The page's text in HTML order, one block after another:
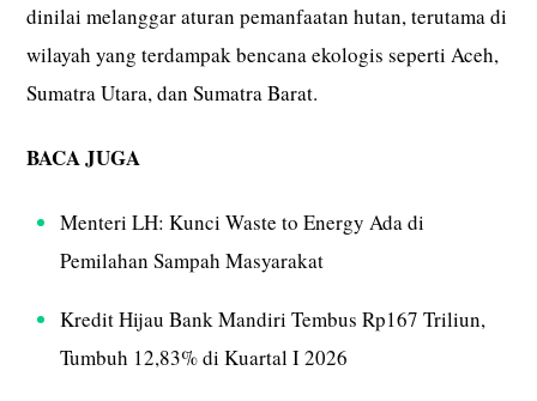
dinilai melanggar aturan pemanfaatan hutan, terutama di
wilayah yang terdampak bencana ekologis seperti Aceh,
Sumatra Utara, dan Sumatra Barat.
BACA JUGA
Menteri LH: Kunci Waste to Energy Ada di
Pemilahan Sampah Masyarakat
Kredit Hijau Bank Mandiri Tembus Rp167 Triliun,
Tumbuh 12,83% di Kuartal I 2026